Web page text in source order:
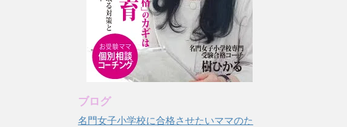
ブログ
名門女子小学校に合格させたいママのた